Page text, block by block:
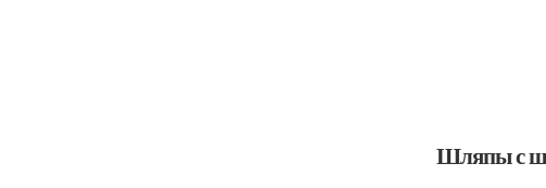
Шляпы с